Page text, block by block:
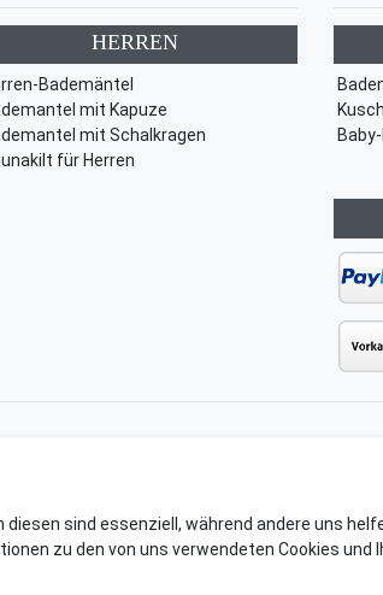
HERREN
Bademäntel
mit Kapuze
mit Schalkragen
für Herren
sind essenziell, während andere uns
zu den von uns verwendeten Cookies und